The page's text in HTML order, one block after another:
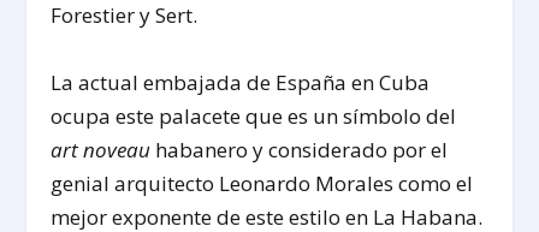
Forestier y Sert.
La actual embajada de España en Cuba
ocupa este palacete que es un símbolo del
art noveau habanero y considerado por el
genial arquitecto Leonardo Morales como el
mejor exponente de este estilo en La Habana.